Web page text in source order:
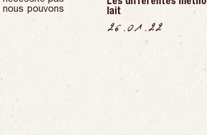
nous pouvons
lait
26.01.22